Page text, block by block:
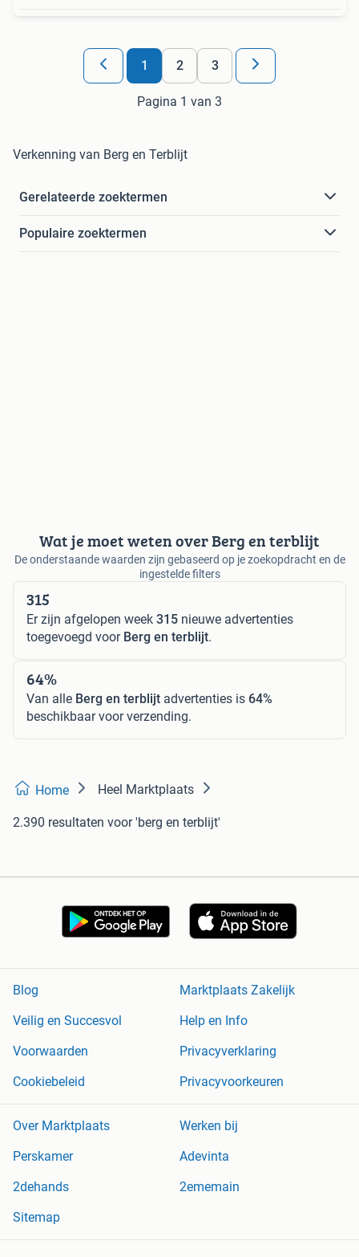
1 2 3
Pagina 1 van 3
Verkenning van Berg en Terblijt
Gerelateerde zoektermen
Populaire zoektermen
Wat je moet weten over Berg en terblijt
De onderstaande waarden zijn gebaseerd op je zoekopdracht en de
ingestelde filters
315
Er zijn afgelopen week 315 nieuwe advertenties
toegevoegd voor Berg en terblijt.
64%
Van alle Berg en terblijt advertenties is 64%
beschikbaar voor verzending.
Home Heel Marktplaats
2.390 resultaten voor 'berg en terblijt'
Blog
Marktplaats Zakelijk
Veilig en Succesvol
Help en Info
Voorwaarden
Privacyverklaring
Cookiebeleid
Privacyvoorkeuren
Over Marktplaats
Werken bij
Perskamer
Adevinta
2dehands
2ememain
Sitemap